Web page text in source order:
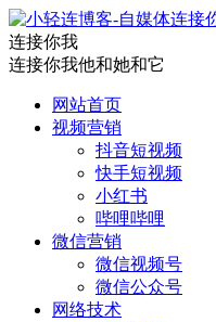
连接你我
连接你我他和她和它
网站首页
视频营销
抖音短视频
快手短视频
小红书
哔哩哔哩
微信营销
微信视频号
微信公众号
网络技术